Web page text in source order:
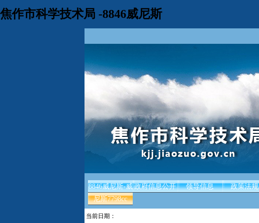
焦作市科学技术局 -8846威尼斯
8846威尼斯-威
尼斯7798cc
政府信息公开 领导信息 政策法规
当前日期：